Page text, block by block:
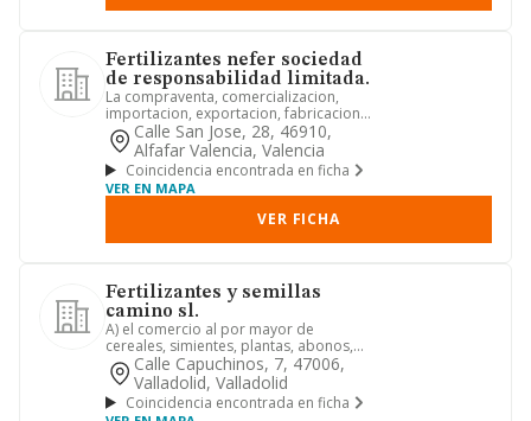
Fertilizantes nefer sociedad
de responsabilidad limitada.
La compraventa, comercializacion,
importacion, exportacion, fabricacion,
produccion, almacenamiento...
Calle San Jose, 28, 46910,
Alfafar Valencia, Valencia
Coincidencia encontrada en ficha
VER EN MAPA
VER FICHA
Fertilizantes y semillas
camino sl.
A) el comercio al por mayor de
cereales, simientes, plantas, abonos,
sustancias fertilizantes, plag...
Calle Capuchinos, 7, 47006,
Valladolid, Valladolid
Coincidencia encontrada en ficha